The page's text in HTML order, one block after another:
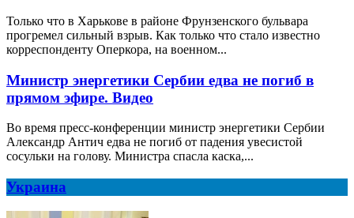
Только что в Харькове в районе Фрунзенского бульвара
прогремел сильный взрыв. Как только что стало известно
корреспонденту Оперкора, на военном...
Министр энергетики Сербии едва не погиб в
прямом эфире. Видео
Во время пресс-конференции министр энергетики Сербии
Александр Антич едва не погиб от падения увесистой
сосульки на голову. Министра спасла каска,...
Украина